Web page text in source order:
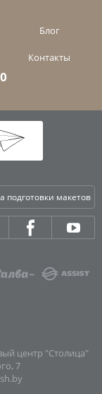
Блог
Контакты
подготовки макетов
центр "Столица"
7